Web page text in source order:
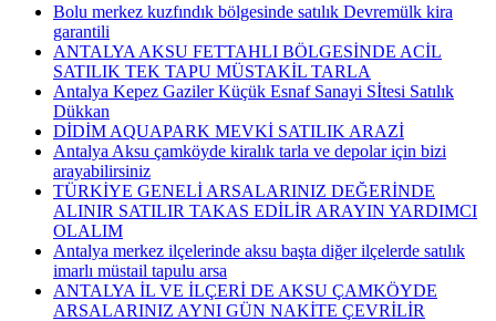
Bolu merkez kuzfındık bölgesinde satılık Devremülk kira
garantili
ANTALYA AKSU FETTAHLI BÖLGESİNDE ACİL
SATILIK TEK TAPU MÜSTAKİL TARLA
Antalya Kepez Gaziler Küçük Esnaf Sanayi Sİtesi Satılık
Dükkan
DİDİM AQUAPARK MEVKİ SATILIK ARAZİ
Antalya Aksu çamköyde kiralık tarla ve depolar için bizi
arayabilirsiniz
TÜRKİYE GENELİ ARSALARINIZ DEĞERİNDE
ALINIR SATILIR TAKAS EDİLİR ARAYIN YARDIMCI
OLALIM
Antalya merkez ilçelerinde aksu başta diğer ilçelerde satılık
imarlı müstail tapulu arsa
ANTALYA İL VE İLÇERİ DE AKSU ÇAMKÖYDE
ARSALARINIZ AYNI GÜN NAKİTE ÇEVRİLİR